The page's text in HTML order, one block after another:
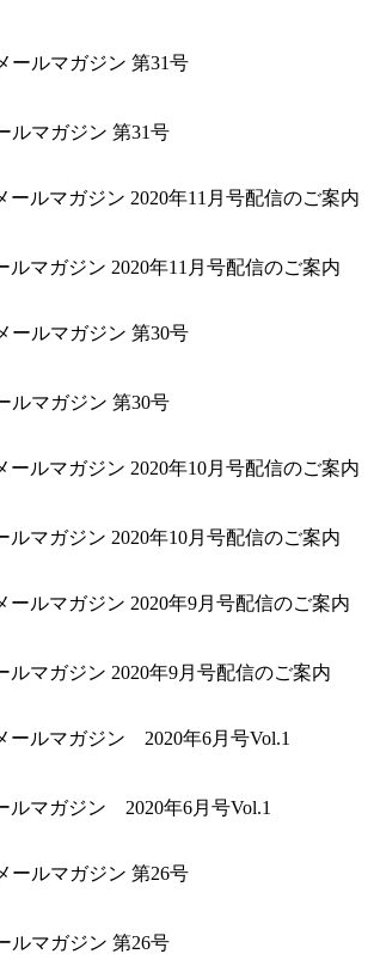
ルマガジン 第31号
ルマガジン 2020年11月号配信のご案内
ルマガジン 第30号
ルマガジン 2020年10月号配信のご案内
ルマガジン 2020年9月号配信のご案内
ルマガジン 2020年6月号Vol.1
ルマガジン 第26号